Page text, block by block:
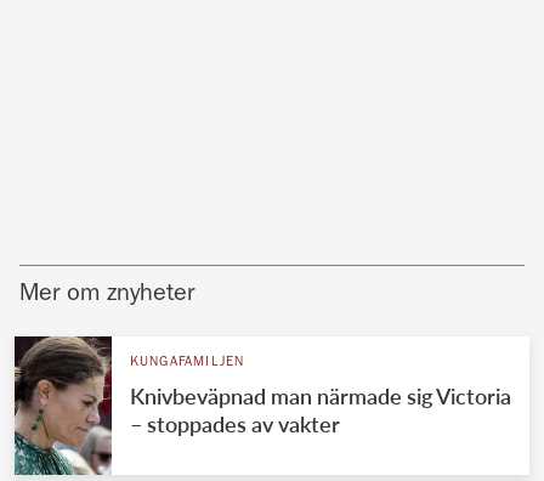
Mer om znyheter
KUNGAFAMILJEN
Knivbeväpnad man närmade sig Victoria
– stoppades av vakter